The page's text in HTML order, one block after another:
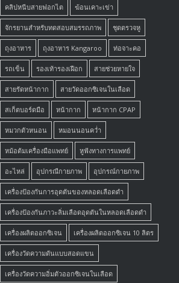
คลิปหนีบสายฟอกไต ฆ้อนเคาะเข่า
จักรยานสำหรับทดสอบสมรรถภาพ ชุดตรวจหู
ถุงอาหาร ถุงอาหาร Kangaroo ท่อจาะคอ
รถเข็น รองเท้ารองเฝือก สายช่วยหายใจ
สายรัดหน้ากาก สายวัดออกซิเจนในเลือด
สเก็ตบอร์ดมือ หน้ากาก หน้ากาก CPAP
หมวกตัวหนอน หมอนนอนคว่ำ
หม้อต้มเครื่องมือแพทย์ หูฟังทางการแพทย์
อะไหล่ อุปกรณืกายภาพ อุปกรณ์กายภาพ
เครื่องป้องกันการอุดตันของหลอดเลือดดำ
เครื่องป้องกันภาวะลิ่มเลือดอุดตันในหลอดเลือดดำ
เครื่องผลิตออกซิเจน เครื่องผลิตออกซิเจน 10 ลิตร
เครื่องวัดความดันแบบสอดแขน
เครื่องวัดความอิ่มตัวออกซิเจนในเลือด